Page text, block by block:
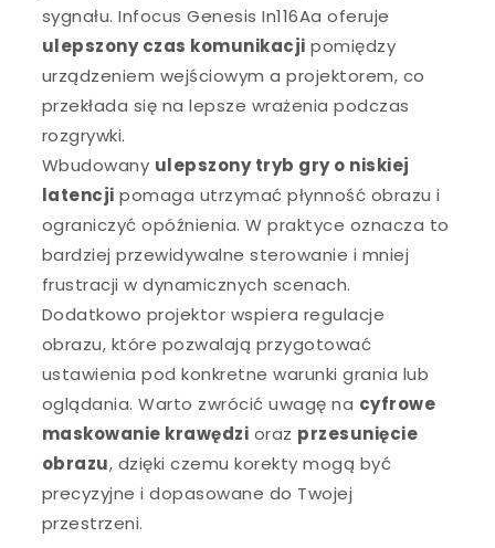
sygnału. Infocus Genesis In116Aa oferuje
ulepszony czas komunikacji pomiędzy
urządzeniem wejściowym a projektorem, co
przekłada się na lepsze wrażenia podczas
rozgrywki.
Wbudowany ulepszony tryb gry o niskiej
latencji pomaga utrzymać płynność obrazu i
ograniczyć opóźnienia. W praktyce oznacza to
bardziej przewidywalne sterowanie i mniej
frustracji w dynamicznych scenach.
Dodatkowo projektor wspiera regulacje
obrazu, które pozwalają przygotować
ustawienia pod konkretne warunki grania lub
oglądania. Warto zwrócić uwagę na cyfrowe
maskowanie krawędzi oraz przesunięcie
obrazu, dzięki czemu korekty mogą być
precyzyjne i dopasowane do Twojej
przestrzeni.